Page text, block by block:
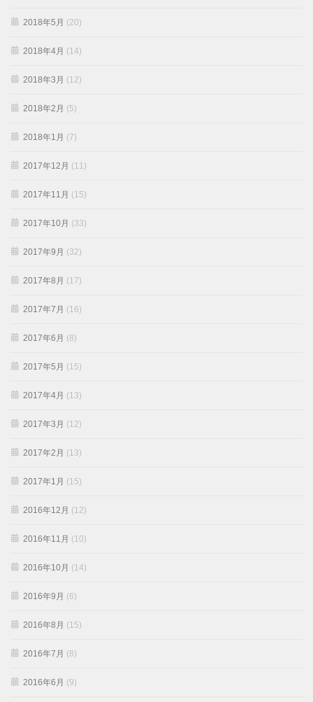
2018年5月 (20)
2018年4月 (14)
2018年3月 (12)
2018年2月 (5)
2018年1月 (7)
2017年12月 (11)
2017年11月 (15)
2017年10月 (33)
2017年9月 (32)
2017年8月 (17)
2017年7月 (16)
2017年6月 (8)
2017年5月 (15)
2017年4月 (13)
2017年3月 (12)
2017年2月 (13)
2017年1月 (15)
2016年12月 (12)
2016年11月 (10)
2016年10月 (14)
2016年9月 (6)
2016年8月 (15)
2016年7月 (8)
2016年6月 (9)